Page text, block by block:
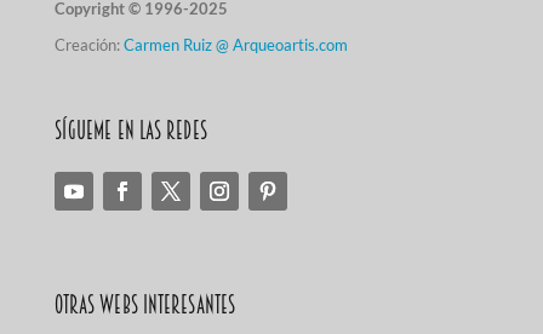
Copyright © 1996-2025
Creación:Carmen Ruiz @ Arqueoartis.com
Sígueme en las redes
Otras Webs Interesantes